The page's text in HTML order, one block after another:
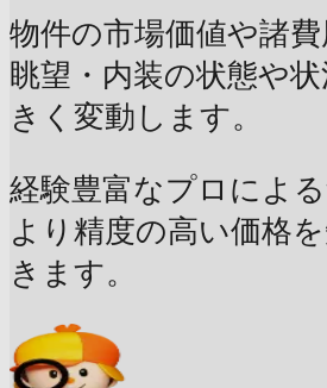
物件の市場価値や諸費
眺望・内装の状態や
きく変動します。
経験豊富なプロによる
より精度の高い価格
きます。